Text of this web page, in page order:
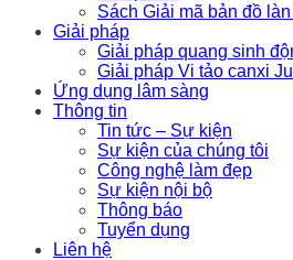
Sách Giải mã bản đồ làn
Giải pháp
Giải pháp quang sinh
Giải pháp Vi tảo canxi
Ứng dụng lâm sàng
Thông tin
Tin tức – Sự kiện
Sự kiện của chúng tôi
Công nghệ làm đẹp
Sự kiện nội bộ
Thông báo
Tuyển dụng
Liên hệ